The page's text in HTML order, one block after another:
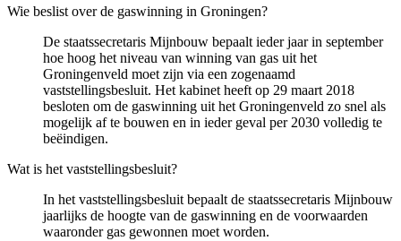
Wie beslist over de gaswinning in Groningen?
De staatssecretaris Mijnbouw bepaalt ieder jaar in september
hoe hoog het niveau van winning van gas uit het
Groningenveld moet zijn via een zogenaamd
vaststellingsbesluit. Het kabinet heeft op 29 maart 2018
besloten om de gaswinning uit het Groningenveld zo snel als
mogelijk af te bouwen en in ieder geval per 2030 volledig te
beëindigen.
Wat is het vaststellingsbesluit?
In het vaststellingsbesluit bepaalt de staatssecretaris Mijnbouw
jaarlijks de hoogte van de gaswinning en de voorwaarden
waaronder gas gewonnen moet worden.